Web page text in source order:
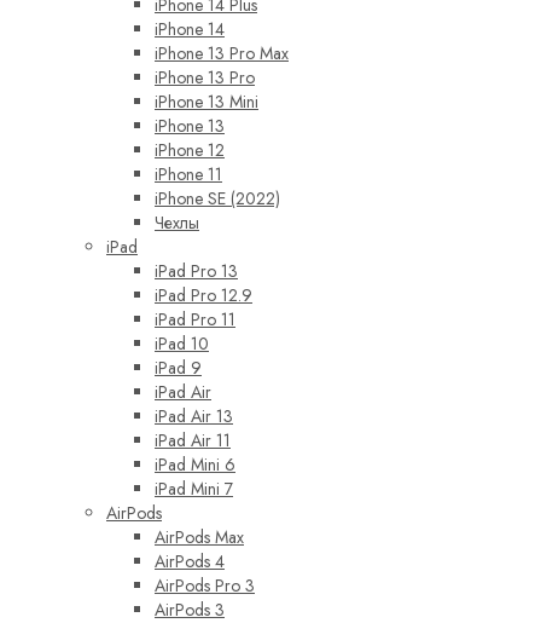
iPhone 14 Plus
iPhone 14
iPhone 13 Pro Max
iPhone 13 Pro
iPhone 13 Mini
iPhone 13
iPhone 12
iPhone 11
iPhone SE (2022)
Чехлы
iPad
iPad Pro 13
iPad Pro 12.9
iPad Pro 11
iPad 10
iPad 9
iPad Air
iPad Air 13
iPad Air 11
iPad Mini 6
iPad Mini 7
AirPods
AirPods Max
AirPods 4
AirPods Pro 3
AirPods 3